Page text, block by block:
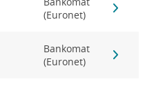
(Euronet)
Bankomat
(Euronet)